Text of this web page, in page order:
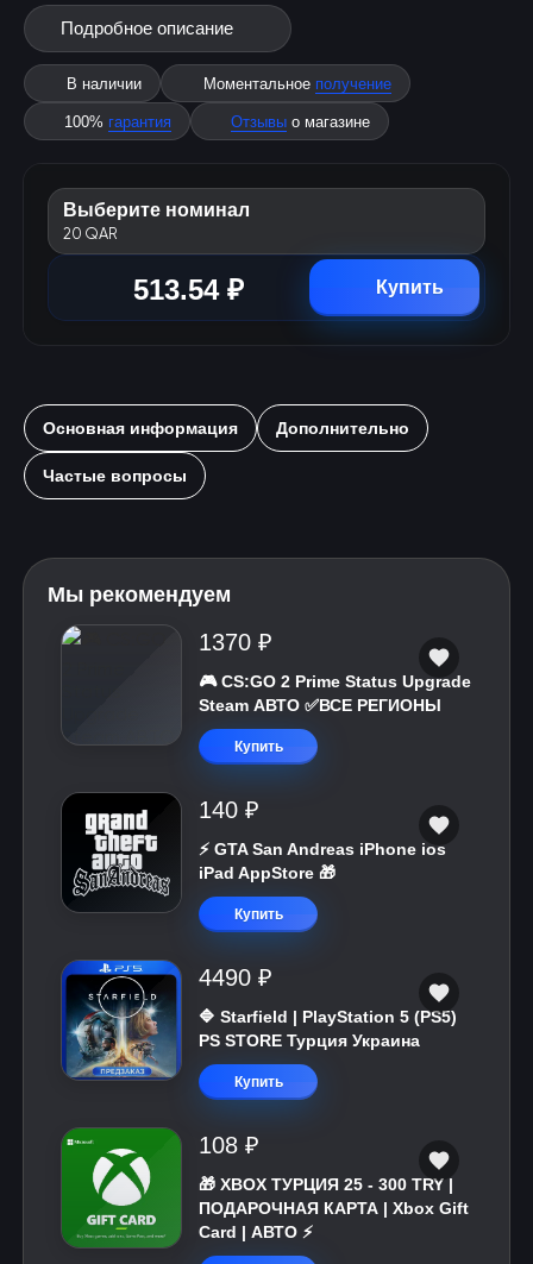
Подробное описание
В наличии Моментальное получение
100% гарантия Отзывы о магазине
Выберите номинал
20 QAR
513.54 ₽ Купить
Основная информация Дополнительно
Частые вопросы
Мы рекомендуем
1370 ₽
🎮 CS:GO 2 Prime Status Upgrade
Steam АВТО ✅ВСЕ РЕГИОНЫ
Купить
140 ₽
⚡️ GTA San Andreas iPhone ios
iPad AppStore 🎁
Купить
4490 ₽
🔷 Starfield | PlayStation 5 (PS5)
PS STORE Турция Украина
Купить
108 ₽
🎁 XBOX ТУРЦИЯ 25 - 300 TRY |
ПОДАРОЧНАЯ КАРТА | Xbox Gift
Card | АВТО ⚡